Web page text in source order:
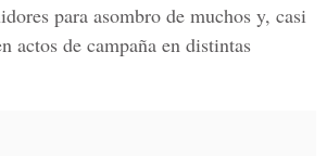
para asombro de muchos y, casi
actos de campaña en distintas